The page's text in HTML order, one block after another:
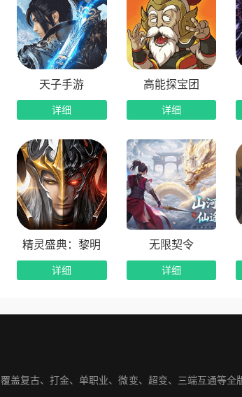
天子手游
详细
高能探宝团
详细
精灵盛典：黎明
详细
无限契令
详细
盖复古、打金、单职业、微变、超变、三端互通等全